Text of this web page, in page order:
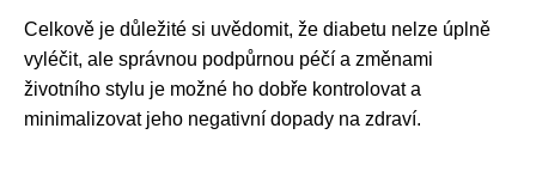
Celkově je důležité si uvědomit, že diabetu nelze úplně
vyléčit, ale správnou podpůrnou péčí a změnami
životního stylu je možné ho dobře kontrolovat a
minimalizovat jeho negativní dopady na zdraví.